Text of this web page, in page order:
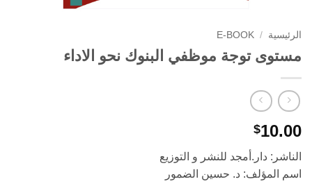
الرئيسية /
E-BOOK
مستوى توجة موظفي البنوك نحو الاداء
$10.00
الناشر: دار.أمجد للنشر و التوزيع
اسم المؤلف: د. حسين الضمور